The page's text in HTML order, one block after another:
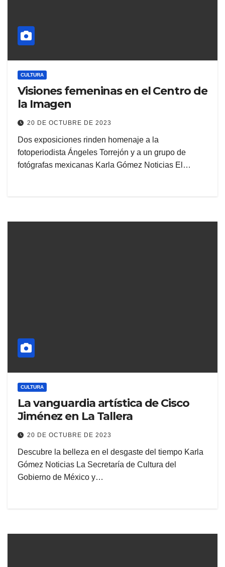
CULTURA
Visiones femeninas en el Centro de
la Imagen
20 DE OCTUBRE DE 2023
Dos exposiciones rinden homenaje a la
fotoperiodista Ángeles Torrejón y a un grupo de
fotógrafas mexicanas Karla Gómez Noticias El…
CULTURA
La vanguardia artística de Cisco
Jiménez en La Tallera
20 DE OCTUBRE DE 2023
Descubre la belleza en el desgaste del tiempo Karla
Gómez Noticias La Secretaría de Cultura del
Gobierno de México y…